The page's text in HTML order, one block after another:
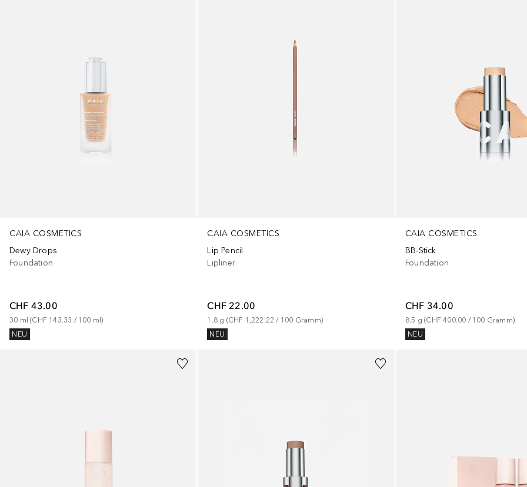
CAIA COSMETICS
Dewy Drops
Foundation
CHF 43.00
30 ml (CHF 143.33 / 100 ml)
NEU
CAIA COSMETICS
Lip Pencil
Lipliner
CHF 22.00
1.8 g (CHF 1,222.22 / 100 Gramm)
NEU
CAIA COSMETICS
BB-Stick
Foundation
CHF 34.00
8.5 g (CHF 400.00 / 100 Gramm)
NEU